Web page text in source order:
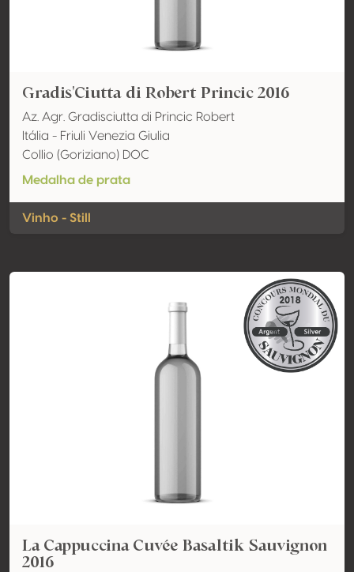
Gradis'Ciutta di Robert Princic 2016
Az. Agr. Gradisciutta di Princic Robert
Itália - Friuli Venezia Giulia
Collio (Goriziano) DOC
Medalha de prata
Vinho - Still
La Cappuccina Cuvée Basaltik Sauvignon
2016